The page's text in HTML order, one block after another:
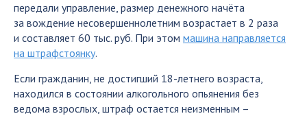
передали управление, размер денежного начёта
за вождение несовершеннолетним возрастает в 2 раза
и составляет 60 тыс. руб. При этом машина направляется
на штрафстоянку.
Если гражданин, не достигший 18-летнего возраста,
находился в состоянии алкогольного опьянения без
ведома взрослых, штраф остается неизменным –